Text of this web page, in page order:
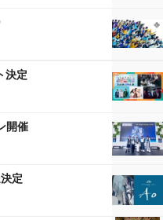
決定
開催
定